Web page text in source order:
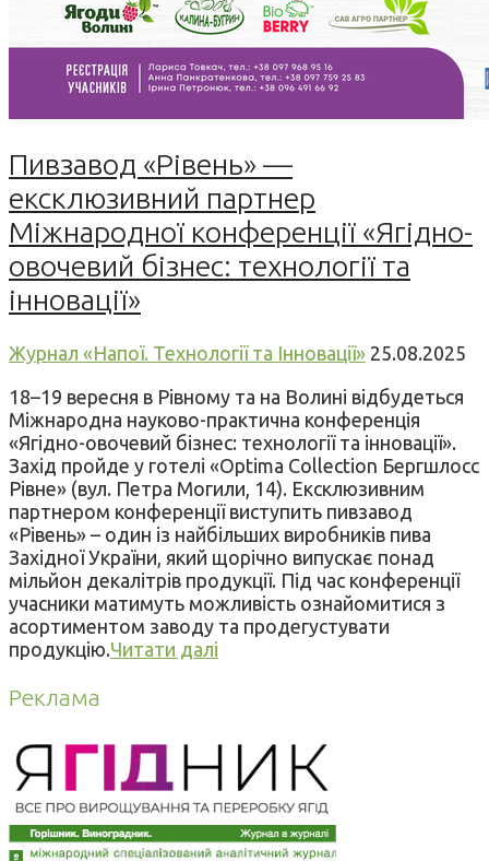
Пивзавод «Рівень» —
ексклюзивний партнер
Міжнародної конференції «Ягідно-
овочевий бізнес: технології та
інновації»
Журнал «Напої. Технології та Інновації» 25.08.2025
18–19 вересня в Рівному та на Волині відбудеться
Міжнародна науково-практична конференція
«Ягідно-овочевий бізнес: технології та інновації».
Захід пройде у готелі «Optima Collection Бергшлосс
Рівне» (вул. Петра Могили, 14). Ексклюзивним
партнером конференції виступить пивзавод
«Рівень» – один із найбільших виробників пива
Західної України, який щорічно випускає понад
мільйон декалітрів продукції. Під час конференції
учасники матимуть можливість ознайомитися з
асортиментом заводу та продегустувати
продукцію.Читати далі
Реклама